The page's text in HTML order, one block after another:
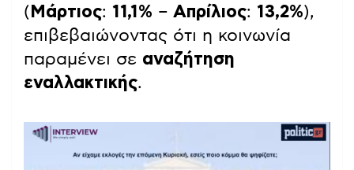
( Μάρτιος: 11,1% – Απρίλιος: 13,2%),
επιβεβαιώνοντας ότι η κοινωνία
παραμένει σε αναζήτηση
εναλλακτικής.